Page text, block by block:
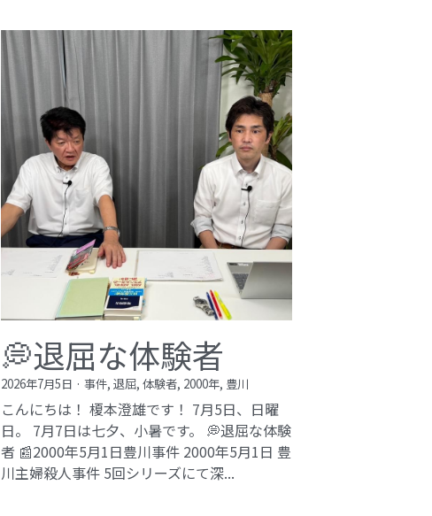
💭退屈な体験者
2026年7月5日 · 事件, 退屈, 体験者, 2000年, 豊川
こんにちは！ 榎本澄雄です！ 7月5日、日曜
日。 7月7日は七夕、小暑です。 💭退屈な体験
者 📰2000年5月1日豊川事件​ 2000年5月1日 豊
川主婦殺人事件 5回シリーズにて深...